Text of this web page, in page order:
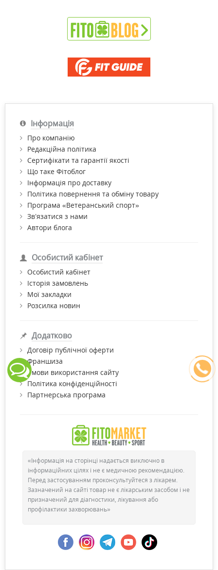
Інформація
Про компанію
Редакційна політика
Сертифікати та гарантії якості
Що таке Фітоблог
Інформація про доставку
Політика повернення та обміну товару
Програма «Ветеранський спорт»
Зв’язатися з нами
Автори блога
Особистий кабінет
Особистий кабінет
Історія замовлень
Мої закладки
Розсилка новин
Додатково
Договір публічної оферти
Франшиза
Умови використання сайту
Політика конфіденційності
Партнерська програма
«Інформація на сторінці надається виключно в
інформаційних цілях і не є медичною рекомендацією.
Перед застосуванням проконсультуйтеся з лікарем.
Зазначений на сайті товар не є лікарським засобом і не
призначений для діагностики, лікування або
профілактики захворювань»